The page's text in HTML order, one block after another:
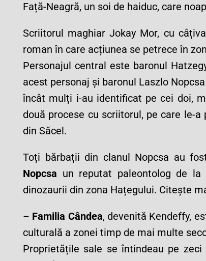
Față-Neagră, un soi de haiduc, care
Scriitorul maghiar Jokay Mor, cu
roman în care acțiunea se petrece în
Personajul central este baronul
acest personaj și baronul Laszlo
încât mulți i-au identificat pe cei doi,
două procese cu scriitorul, pe care le-
din Săcel.
Toți bărbații din clanul Nopcsa au
Nopcsa un reputat paleontolog de
dinozaurii din zona Hațegului. Citește
– Familia Cândea, devenită Kendeffy,
culturală a zonei timp de mai multe
Proprietățile sale se întindeau pe